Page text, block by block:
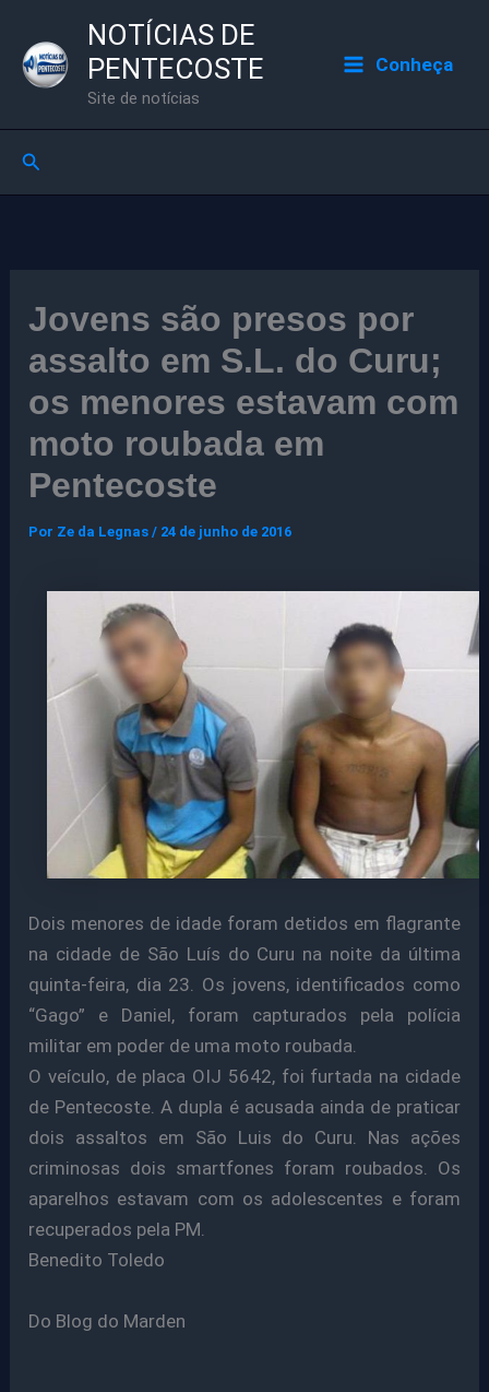
para
NOTÍCIAS DE
PENTECOSTE
Site de notícias
Conheça
Pesquisar
Jovens são presos por
assalto em S.L. do Curu;
os menores estavam com
moto roubada em
Pentecoste
Por Ze da Legnas/ 24 de junho de 2016
Dois menores de idade foram detidos em flagrante
na cidade de São Luís do Curu na noite da última
quinta-feira, dia 23. Os jovens, identificados como
“Gago” e Daniel, foram capturados pela polícia
militar em poder de uma moto roubada.
O veículo, de placa OIJ 5642, foi furtada na cidade
de Pentecoste. A dupla é acusada ainda de praticar
dois assaltos em São Luis do Curu. Nas ações
criminosas dois smartfones foram roubados. Os
aparelhos estavam com os adolescentes e foram
recuperados pela PM.
Benedito Toledo
Do Blog do Marden